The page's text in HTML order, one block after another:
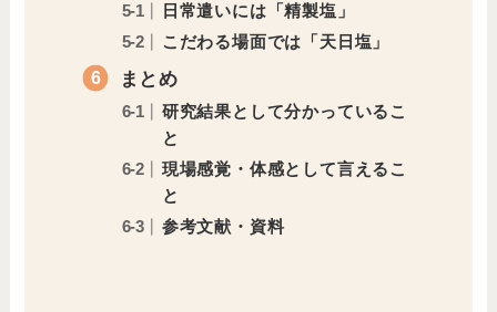
日常遣いには「精製塩」
こだわる場面では「天日塩」
まとめ
研究結果として分かっているこ
と
現場感覚・体感として言えるこ
と
参考文献・資料